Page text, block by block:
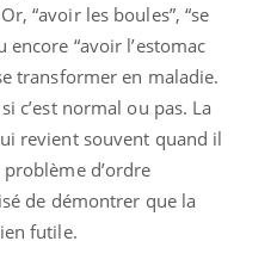
“avoir les boules”, “se
“avoir l’estomac
transformer en maladie.
c’est normal ou pas. La
revient souvent quand il
d’ordre
de démontrer que la
futile.